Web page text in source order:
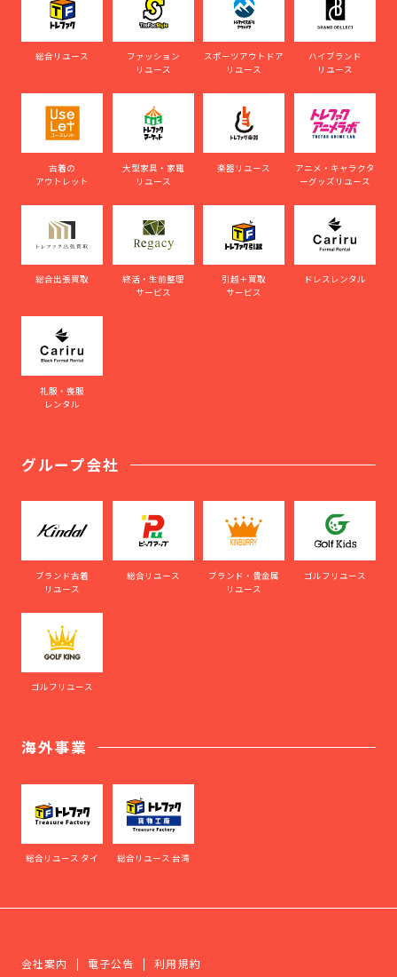
総合リユース
ファッション
リユース
スポーツアウトドア
リユース
ハイブランド
リユース
古着の
アウトレット
大型家具・家電
リユース
楽器リユース
アニメ・キャラクタ
ーグッズリユース
総合出張買取
終活・生前整理
サービス
引越＋買取
サービス
ドレスレンタル
礼服・喪服
レンタル
グループ会社
ブランド古着
リユース
総合リユース
ブランド・貴金属
リユース
ゴルフリユース
ゴルフリユース
海外事業
総合リユース タイ 総合リユース 台湾
会社案内 電子公告 利用規約